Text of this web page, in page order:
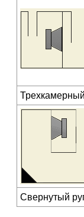
Свернутый